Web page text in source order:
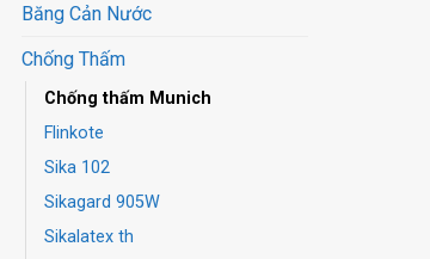
Băng Cản Nước
Chống Thấm
Chống thấm Munich
Flinkote
Sika 102
Sikagard 905W
Sikalatex th